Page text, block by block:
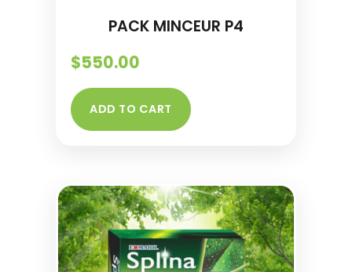
PACK MINCEUR P4
$550.00
ADD TO CART